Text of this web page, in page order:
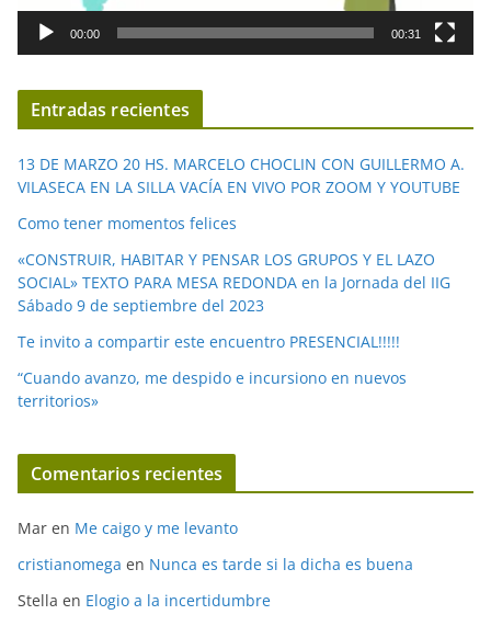
d
í
d
e
o
00:00 00:31
Entradas recientes
13 DE MARZO 20 HS. MARCELO CHOCLIN CON GUILLERMO A.
VILASECA EN LA SILLA VACÍA EN VIVO POR ZOOM Y YOUTUBE
Como tener momentos felices
«CONSTRUIR, HABITAR Y PENSAR LOS GRUPOS Y EL LAZO
SOCIAL» TEXTO PARA MESA REDONDA en la Jornada del IIG
Sábado 9 de septiembre del 2023
Te invito a compartir este encuentro PRESENCIAL!!!!!
“Cuando avanzo, me despido e incursiono en nuevos
territorios»
Comentarios recientes
Mar en Me caigo y me levanto
cristianomega en Nunca es tarde si la dicha es buena
Stella en Elogio a la incertidumbre